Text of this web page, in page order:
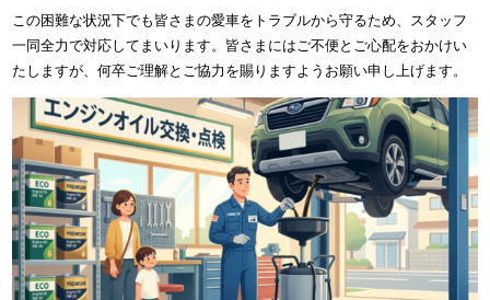
この困難な状況下でも皆さまの愛車をトラブルから守るため、スタッフ
一同全力で対応してまいります。皆さまにはご不便とご心配をおかけい
たしますが、何卒ご理解とご協力を賜りますようお願い申し上げます。